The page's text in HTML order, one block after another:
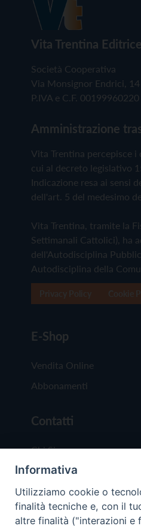
Vita Trentina Editrice
Società Cooperativa
Via Monsignor Endrici,
P.IVA e C.F. 00199960220
Amministrazione
Vita Trentina percepisce
cui al decreto legislativo
Indicazione resa ai sensi
dell'art. 5 del medesimo
Vita Trentina, tramite la
Settimanali Cattolici), ha
dell'Autodisciplina
Autodisciplina della
E-Shop
Vendita Online
Abbonamenti
Contatti
Chi Siamo
Redazione
Scrivici
Informativa
Utilizziamo cookie o
finalità tecniche e, con il
altre finalità ("interazioni e